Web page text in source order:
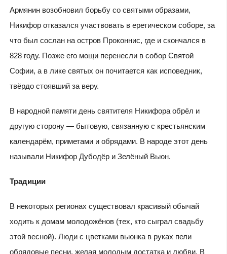
Армянин возобновил борьбу со святыми образами,
Никифор отказался участвовать в еретическом соборе, за
что был сослан на остров Проконнис, где и скончался в
828 году. Позже его мощи перенесли в собор Святой
Софии, а в лике святых он почитается как исповедник,
твёрдо стоявший за веру.
В народной памяти день святителя Никифора обрёл и
другую сторону — бытовую, связанную с крестьянским
календарём, приметами и обрядами. В народе этот день
называли Никифор Дубодёр и Зелёный Вьюн.
Традиции
В некоторых регионах существовал красивый обычай
ходить к домам молодожёнов (тех, кто сыграл свадьбу
этой весной). Люди с цветками вьюнка в руках пели
обрядовые песни, желая молодым достатка и любви. В